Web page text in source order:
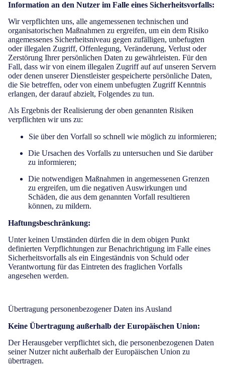
Information an den Nutzer im Falle eines Sicherheitsvorfalls:
Wir verpflichten uns, alle angemessenen technischen und
organisatorischen Maßnahmen zu ergreifen, um ein dem Risiko
angemessenes Sicherheitsniveau gegen zufälligen, unbefugten
oder illegalen Zugriff, Offenlegung, Veränderung, Verlust oder
Zerstörung Ihrer persönlichen Daten zu gewährleisten. Für den
Fall, dass wir von einem illegalen Zugriff auf auf unseren Servern
oder denen unserer Dienstleister gespeicherte persönliche Daten,
die Sie betreffen, oder von einem unbefugten Zugriff Kenntnis
erlangen, der darauf abzielt, Folgendes zu tun.
Als Ergebnis der Realisierung der oben genannten Risiken
verpflichten wir uns zu:
Sie über den Vorfall so schnell wie möglich zu informieren;
Die Ursachen des Vorfalls zu untersuchen und Sie darüber
zu informieren;
Die notwendigen Maßnahmen in angemessenen Grenzen
zu ergreifen, um die negativen Auswirkungen und
Schäden, die aus dem genannten Vorfall resultieren
können, zu mildern.
Haftungsbeschränkung:
Unter keinen Umständen dürfen die in dem obigen Punkt
definierten Verpflichtungen zur Benachrichtigung im Falle eines
Sicherheitsvorfalls als ein Eingeständnis von Schuld oder
Verantwortung für das Eintreten des fraglichen Vorfalls
angesehen werden.
Übertragung personenbezogener Daten ins Ausland
Keine Übertragung außerhalb der Europäischen Union:
Der Herausgeber verpflichtet sich, die personenbezogenen Daten
seiner Nutzer nicht außerhalb der Europäischen Union zu
übertragen.